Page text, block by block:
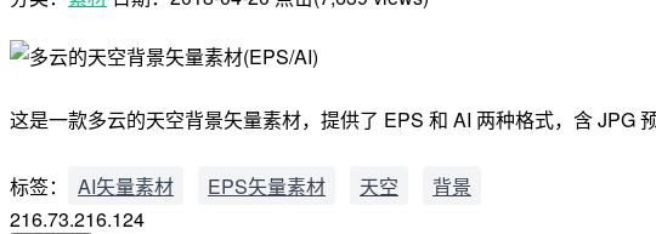
这是一款多云的天空背景矢量素材，提供了 EPS 和 AI 两种格式，含 JPG
标签： AI矢量素材 EPS矢量素材 天空
背景
216.73.216.124